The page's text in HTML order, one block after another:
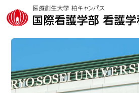
資料請求
看
教育